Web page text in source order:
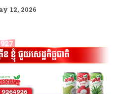
12, 2026